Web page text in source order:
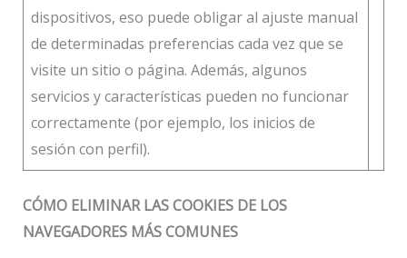
dispositivos, eso puede obligar al ajuste manual
de determinadas preferencias cada vez que se
visite un sitio o página. Además, algunos
servicios y características pueden no funcionar
correctamente (por ejemplo, los inicios de
sesión con perfil).
CÓMO ELIMINAR LAS COOKIES DE LOS
NAVEGADORES MÁS COMUNES